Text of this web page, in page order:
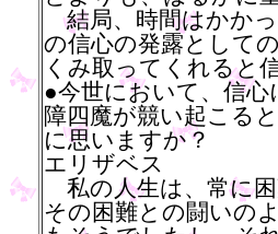
結局、時間はかか
の信心の発露として
くみ取ってくれると
●今世において、信
障四魔が競い起こる
に思いますか？
エリザベス
私の人生は、常に
その困難との闘いの